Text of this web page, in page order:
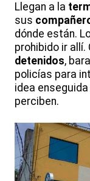
Llegan a la
sus
dónde están.
prohibido ir allí.
detenidos,
policías para
idea
perciben.